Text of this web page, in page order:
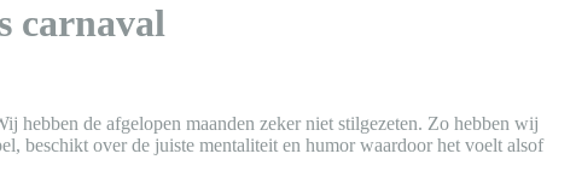
carnaval
hebben de afgelopen maanden zeker niet stilgezeten. Zo hebben wij
beschikt over de juiste mentaliteit en humor waardoor het voelt alsof